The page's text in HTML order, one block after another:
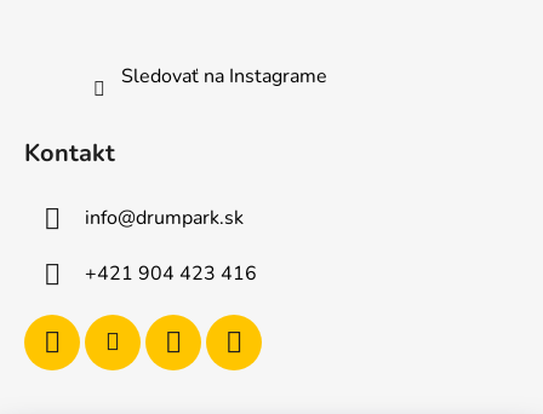
Sledovať na Instagrame
Kontakt
info@drumpark.sk
+421 904 423 416